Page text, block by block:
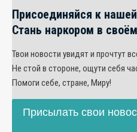
Присоединяйся к
Стань наркором в
Твои новости увидят и прочтут
Не стой в стороне, ощути себя
Помоги себе, стране, Миру!
Присылать свои